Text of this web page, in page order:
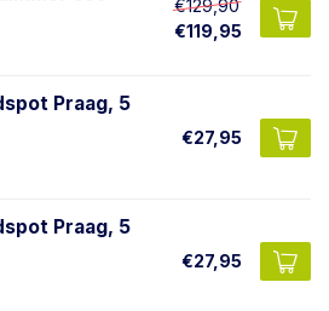
€129,90
€119,95
Praag, 5
€27,95
Praag, 5
€27,95